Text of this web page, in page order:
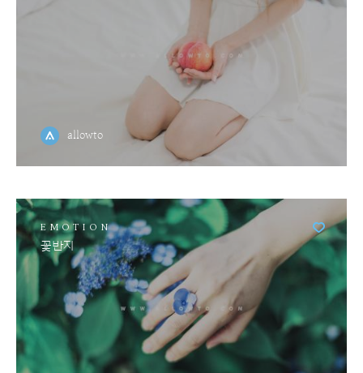
allowto
EMOTION
꽃반지